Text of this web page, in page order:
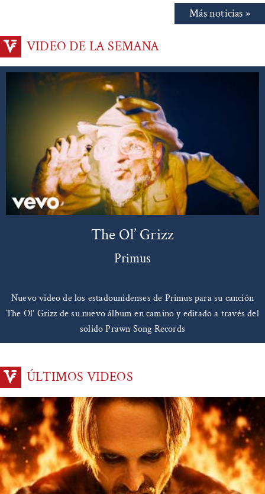
Más noticias »
VIDEO DE LA SEMANA
The Ol’ Grizz
Primus
Nuevo video de los estadounidenses de Primus para su canción
The Ol’ Grizz de su nuevo álbum en camino y editado a través del
solido Prawn Song Records
ÚLTIMOS VIDEOS